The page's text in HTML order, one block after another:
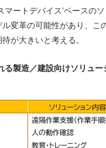
マートデバイス’ベースの
変革の可能性があり、こ
が大きいと考える。
る製造／建設向けソリュー